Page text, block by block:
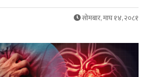
सोमबार, माघ १४, २०८१